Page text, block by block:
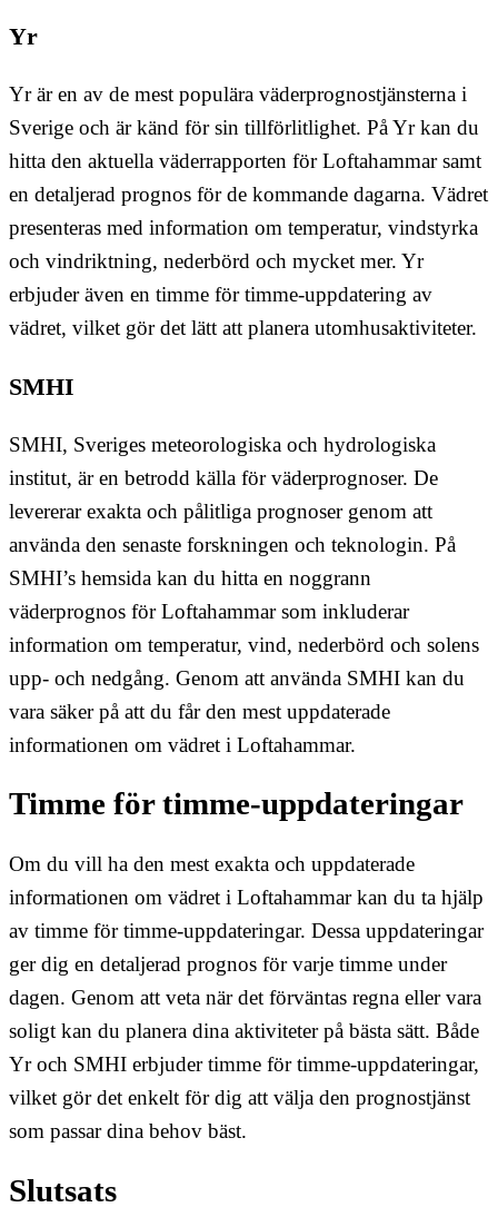
Yr
Yr är en av de mest populära väderprognostjänsterna i
Sverige och är känd för sin tillförlitlighet. På Yr kan du
hitta den aktuella väderrapporten för Loftahammar samt
en detaljerad prognos för de kommande dagarna. Vädret
presenteras med information om temperatur, vindstyrka
och vindriktning, nederbörd och mycket mer. Yr
erbjuder även en timme för timme-uppdatering av
vädret, vilket gör det lätt att planera utomhusaktiviteter.
SMHI
SMHI, Sveriges meteorologiska och hydrologiska
institut, är en betrodd källa för väderprognoser. De
levererar exakta och pålitliga prognoser genom att
använda den senaste forskningen och teknologin. På
SMHI’s hemsida kan du hitta en noggrann
väderprognos för Loftahammar som inkluderar
information om temperatur, vind, nederbörd och solens
upp- och nedgång. Genom att använda SMHI kan du
vara säker på att du får den mest uppdaterade
informationen om vädret i Loftahammar.
Timme för timme-uppdateringar
Om du vill ha den mest exakta och uppdaterade
informationen om vädret i Loftahammar kan du ta hjälp
av timme för timme-uppdateringar. Dessa uppdateringar
ger dig en detaljerad prognos för varje timme under
dagen. Genom att veta när det förväntas regna eller vara
soligt kan du planera dina aktiviteter på bästa sätt. Både
Yr och SMHI erbjuder timme för timme-uppdateringar,
vilket gör det enkelt för dig att välja den prognostjänst
som passar dina behov bäst.
Slutsats